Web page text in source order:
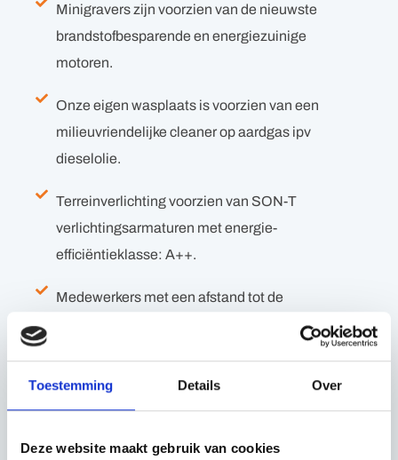
Toestemming Details Over
Deze website maakt gebruik van cookies
Minigravers zijn voorzien van de nieuwste
brandstofbesparende en energiezuinige
motoren.
Onze eigen wasplaats is voorzien van een
milieuvriendelijke cleaner op aardgas ipv
dieselolie.
Terreinverlichting voorzien van SON-T
verlichtingsarmaturen met energie-
efficiëntieklasse: A++.
Medewerkers met een afstand tot de
arbeidsmarkt werkgelegenheid bieden en
intensieve begeleiding.
organisatie werkzaam en wij houden rekening